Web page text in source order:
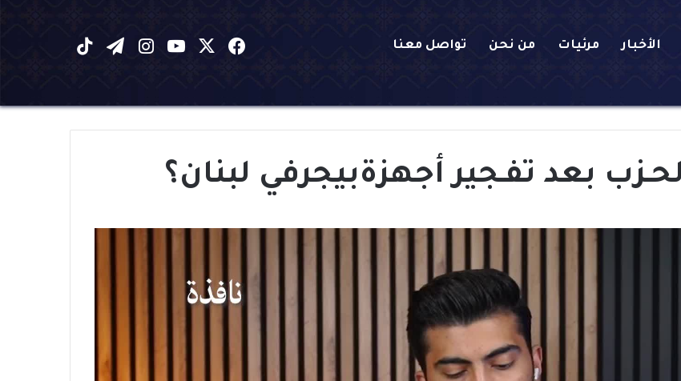
الأخبار مرئيات من نحن تواصل معنا فيسبوك يوتيوبانستقرام
تيلقرام
بعد تفـجير أجهزةبيجرفي لبنان؟